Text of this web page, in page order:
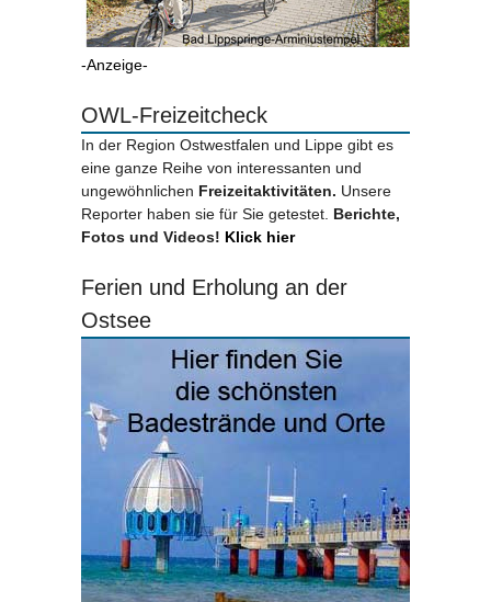
-Anzeige-
OWL-Freizeitcheck
In der Region Ostwestfalen und Lippe gibt es
eine ganze Reihe von interessanten und
ungewöhnlichen Freizeitaktivitäten. Unsere
Reporter haben sie für Sie getestet. Berichte,
Fotos und Videos! Klick hier
Ferien und Erholung an der
Ostsee